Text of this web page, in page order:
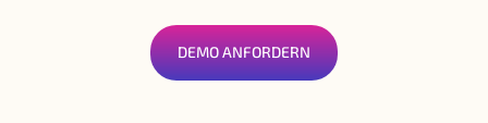
DEMO ANFORDERN